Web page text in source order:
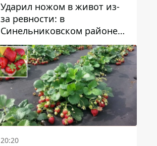
Ударил ножом в живот из-
за ревности: в
Синельниковском районе
задержали 49-летнего
мужчину за убийство
20:20